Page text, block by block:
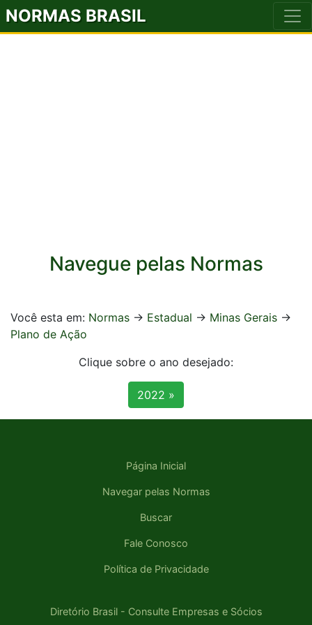
NORMAS BRASIL
Navegue pelas Normas
Você esta em: Normas -> Estadual -> Minas Gerais ->
Plano de Ação
Clique sobre o ano desejado:
2022 »
Página Inicial
Navegar pelas Normas
Buscar
Fale Conosco
Política de Privacidade
Diretório Brasil - Consulte Empresas e Sócios